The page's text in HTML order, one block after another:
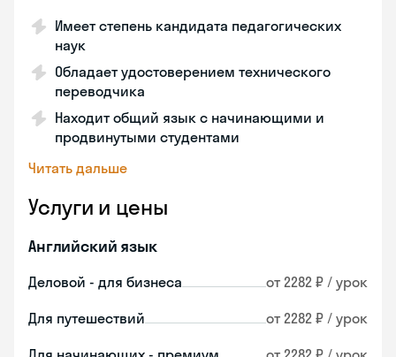
Имеет степень кандидата педагогических
наук
Обладает удостоверением технического
переводчика
Находит общий язык с начинающими и
продвинутыми студентами
Читать дальше
Услуги и цены
Английский язык
Деловой - для бизнеса от 2282 ₽ / урок
Для путешествий от 2282 ₽ / урок